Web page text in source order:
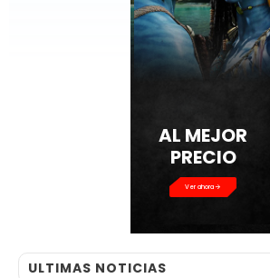
AL MEJOR
PRECIO
Ver ahora
ULTIMAS NOTICIAS